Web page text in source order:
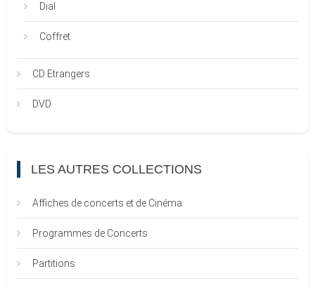
Dial
Coffret
CD Etrangers
DVD
LES AUTRES COLLECTIONS
Affiches de concerts et de Cinéma
Programmes de Concerts
Partitions